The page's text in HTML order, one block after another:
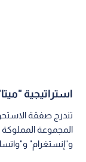
استراتيجية
تندرج صفقة
المجموعة
و"إنستغرام"